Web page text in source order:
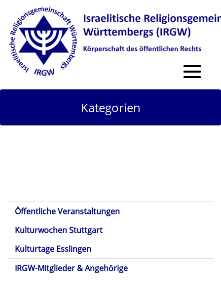
Toggle
Kategorien
Öffentliche Veranstaltungen
Kulturwochen Stuttgart
Kulturtage Esslingen
IRGW-Mitglieder & Angehörige